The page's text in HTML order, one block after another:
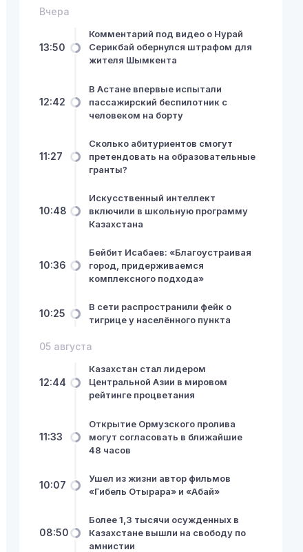
Вчера
13:50
Комментарий под видео о Нурай
Серикбай обернулся штрафом для
жителя Шымкента
12:42
В Астане впервые испытали
пассажирский беспилотник с
человеком на борту
11:27
Сколько абитуриентов смогут
претендовать на образовательные
гранты?
10:48
Искусственный интеллект
включили в школьную программу
Казахстана
10:36
Бейбит Исабаев: «Благоустраивая
город, придерживаемся
комплексного подхода»
10:25
В сети распространили фейк о
тигрице у населённого пункта
05 августа
12:44
Казахстан стал лидером
Центральной Азии в мировом
рейтинге процветания
11:33
Открытие Ормузского пролива
могут согласовать в ближайшие
48 часов
10:07
Ушел из жизни автор фильмов
«Гибель Отырара» и «Абай»
08:50
Более 1,3 тысячи осужденных в
Казахстане вышли на свободу по
амнистии